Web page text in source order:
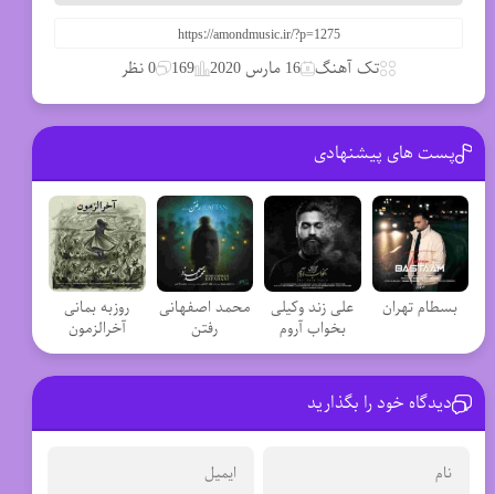
تک آهنگ 16 مارس 2020 169 0 نظر
پست های پیشنهادی
بسطام تهران
علی زند وکیلی
بخواب آروم
محمد اصفهانی
رفتن
روزبه بمانی
آخرالزمون
دیدگاه خود را بگذارید